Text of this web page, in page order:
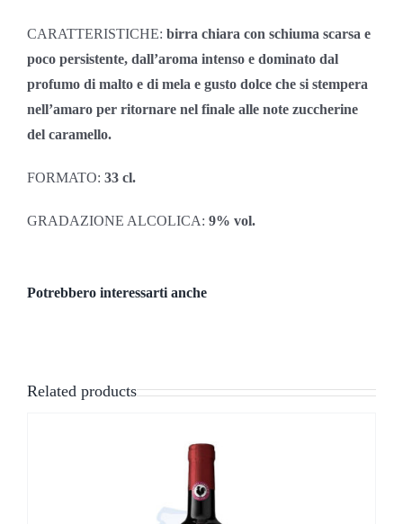
CARATTERISTICHE: birra chiara con schiuma scarsa e
poco persistente, dall’aroma intenso e dominato dal
profumo di malto e di mela e gusto dolce che si stempera
nell’amaro per ritornare nel finale alle note zuccherine
del caramello.
FORMATO: 33 cl.
GRADAZIONE ALCOLICA: 9% vol.
Potrebbero interessarti anche
Related products